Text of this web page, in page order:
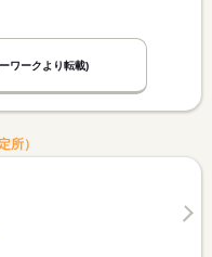
ワークより転載)
所）